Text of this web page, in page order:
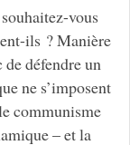
vous
ils ? Manière
de défendre un
ne s’imposent
communisme
– et la